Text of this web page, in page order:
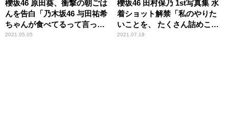
櫻坂46 原田葵、衝撃の朝ごは
んを告白「乃木坂46 与田祐希
ちゃんが食べてるって言って
て」 そのメニューに井上梨名
2021.05.05
櫻坂46 田村保乃 1st写真集 水
着ショット解禁「私のやりた
いことを、 たくさん詰めこん
でもらいました」
2021.07.19